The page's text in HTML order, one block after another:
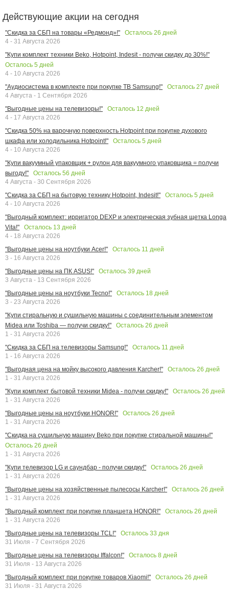
Действующие акции на сегодня
"Скидка за СБП на товары «Редмонд»!" Осталось 26 дней
4 - 31 Августа 2026
"Купи комплект техники Beko, Hotpoint, Indesit - получи скидку до 30%!"
Осталось 5 дней
4 - 10 Августа 2026
"Аудиосистема в комплекте при покупке ТВ Samsung!"
Осталось 27 дней
4 Августа - 1 Сентября 2026
"Выгодные цены на телевизоры!"
Осталось 12 дней
4 - 17 Августа 2026
"Скидка 50% на варочную поверхность Hotpoint при покупке духового
шкафа или холодильника Hotpoint!"
Осталось 5 дней
4 - 10 Августа 2026
"Купи вакуумный упаковщик + рулон для вакуумного упаковщика = получи
выгоду!"
Осталось 56 дней
4 Августа - 30 Сентября 2026
"Скидка за СБП на бытовую технику Hotpoint, Indesit!"
Осталось 5 дней
4 - 10 Августа 2026
"Выгодный комплект: ирригатор DEXP и электрическая зубная щетка Longa
Vita!"
Осталось 13 дней
4 - 18 Августа 2026
"Выгодные цены на ноутбуки Acer!"
Осталось 11 дней
3 - 16 Августа 2026
"Выгодные цены на ПК ASUS!"
Осталось 39 дней
3 Августа - 13 Сентября 2026
"Выгодные цены на ноутбуки Tecno!"
Осталось 18 дней
3 - 23 Августа 2026
"Купи стиральную и сушильную машины с соединительным элементом
Midea или Toshiba — получи скидку!"
Осталось 26 дней
1 - 31 Августа 2026
"Скидка за СБП на телевизоры Samsung!"
Осталось 11 дней
1 - 16 Августа 2026
"Выгодная цена на мойку высокого давления Karcher!"
Осталось 26 дней
1 - 31 Августа 2026
"Купи комплект бытовой техники Midea - получи скидку!"
Осталось 26 дней
1 - 31 Августа 2026
"Выгодные цены на ноутбуки HONOR!"
Осталось 26 дней
1 - 31 Августа 2026
"Скидка на сушильную машину Beko при покупке стиральной машины!"
Осталось 26 дней
1 - 31 Августа 2026
"Купи телевизор LG и саундбар - получи скидку!"
Осталось 26 дней
1 - 31 Августа 2026
"Выгодные цены на хозяйственные пылесосы Karcher!"
Осталось 26 дней
1 - 31 Августа 2026
"Выгодный комплект при покупке планшета HONOR!"
Осталось 26 дней
1 - 31 Августа 2026
"Выгодные цены на телевизоры TCL!"
Осталось 33 дня
31 Июля - 7 Сентября 2026
"Выгодные цены на телевизоры Iffalcon!"
Осталось 8 дней
31 Июля - 13 Августа 2026
"Выгодный комплект при покупке товаров Xiaomi!"
Осталось 26 дней
31 Июля - 31 Августа 2026